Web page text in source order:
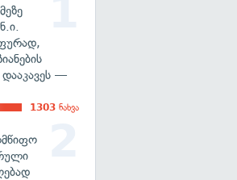
დააკავეს —
1303 ნახვა